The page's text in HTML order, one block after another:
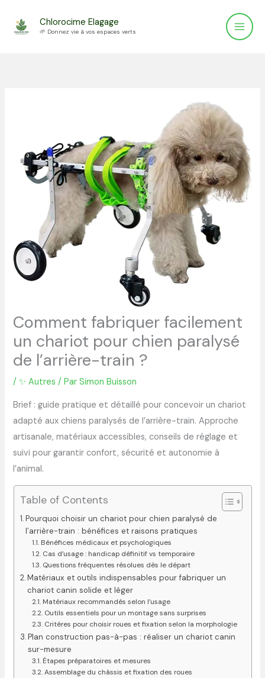
Chlorocime Elagage
🌱 Donnez vie à vos espaces verts
Comment fabriquer facilement
un chariot pour chien paralysé
de l’arrière-train ?
/✨ Autres / ParSimon Buisson
Brief : guide pratique et détaillé pour concevoir un chariot
adapté aux chiens paralysés de l’arrière-train. Approche
artisanale, matériaux accessibles, conseils de réglage et
suivi pour garantir confort, sécurité et autonomie à
l’animal.
Table of Contents
Pourquoi choisir un chariot pour chien paralysé de
l’arrière-train : bénéfices et raisons pratiques
Bénéfices médicaux et psychologiques
Cas d’usage : handicap définitif vs temporaire
Questions fréquentes résolues dès le départ
Matériaux et outils indispensables pour fabriquer un
chariot canin solide et léger
Matériaux recommandés selon l’usage
Outils essentiels pour un montage sans surprises
Critères pour choisir roues et fixation selon la morphologie
Plan construction pas-à-pas : réaliser un chariot canin
sur-mesure
Étapes préparatoires et mesures
Assemblage du châssis et fixation des roues